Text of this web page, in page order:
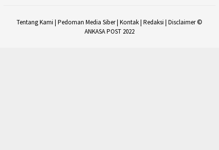
Tentang Kami | Pedoman Media Siber| Kontak| Redaksi | Disclaimer©
ANKASA POST 2022